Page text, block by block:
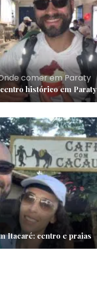
comer em Paraty
histórico em Paraty
Itacaré: centro e praias